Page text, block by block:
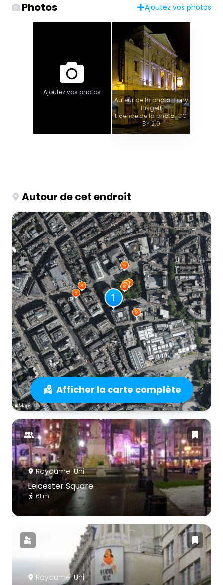
Photos Ajoutez vos photos
Ajoutez vos photos
Auteur de la photo: Tony
Hisgett
Licence de la photo: CC
BY 2.0
Autour de cet endroit
Afficher la carte complète
Royaume-Uni
Leicester Square
61 m
Royaume-Uni